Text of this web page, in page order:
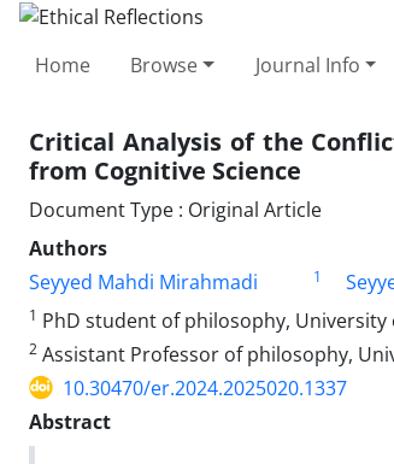
Home Browse Journal Info
Critical Analysis of the
from Cognitive Science
Document Type : Original Article
Authors
Seyyed Mahdi Mirahmadi
1
1 PhD student of philosophy, University
2 Assistant Professor of philosophy,
10.30470/er.2024.2025020.1337
Abstract